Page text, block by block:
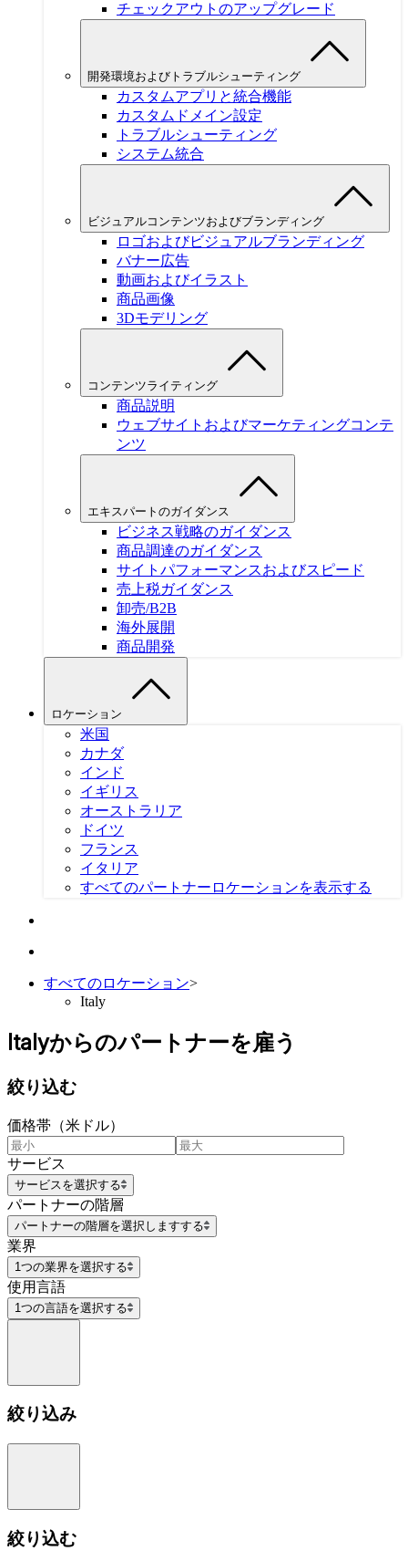
チェックアウトのアップグレード
開発環境およびトラブルシューティング
カスタムアプリと統合機能
カスタムドメイン設定
トラブルシューティング
システム統合
ビジュアルコンテンツおよびブランディング
ロゴおよびビジュアルブランディング
バナー広告
動画およびイラスト
商品画像
3Dモデリング
コンテンツライティング
商品説明
ウェブサイトおよびマーケティングコンテ
ンツ
エキスパートのガイダンス
ビジネス戦略のガイダンス
商品調達のガイダンス
サイトパフォーマンスおよびスピード
売上税ガイダンス
卸売/B2B
海外展開
商品開発
ロケーション
米国
カナダ
インド
イギリス
オーストラリア
ドイツ
フランス
イタリア
すべてのパートナーロケーションを表示する
すべてのロケーション>
Italy
Italyからのパートナーを雇う
絞り込む
価格帯（米ドル）
サービス
サービスを選択する
パートナーの階層
パートナーの階層を選択しますする
業界
1つの業界を選択する
使用言語
1つの言語を選択する
絞り込み
絞り込む